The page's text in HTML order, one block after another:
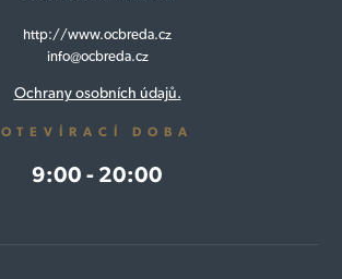
http://www.ocbreda.cz
info@ocbreda.cz
Ochrany osobních údajů.
OTEVÍRACÍ DOBA
9:00 - 20:00